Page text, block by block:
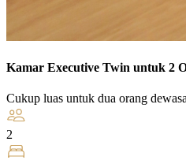
Kamar Executive Twin untuk 2
Cukup luas untuk dua orang
2